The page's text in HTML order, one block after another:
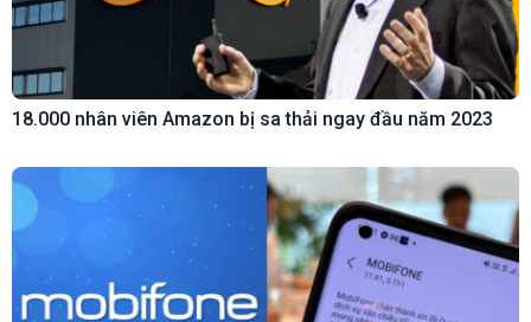
18.000 nhân viên Amazon bị sa thải ngay đầu năm 2023